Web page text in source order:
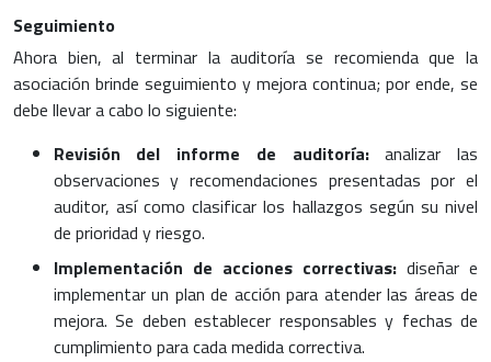
Seguimiento
Ahora bien, al terminar la auditoría se recomienda que la
asociación brinde seguimiento y mejora continua; por ende, se
debe llevar a cabo lo siguiente:
Revisión del informe de auditoría:analizar las
observaciones y recomendaciones presentadas por el
auditor, así como clasificar los hallazgos según su nivel
de prioridad y riesgo.
Implementación de acciones correctivas: diseñar e
implementar un plan de acción para atender las áreas de
mejora. Se deben establecer responsables y fechas de
cumplimiento para cada medida correctiva.